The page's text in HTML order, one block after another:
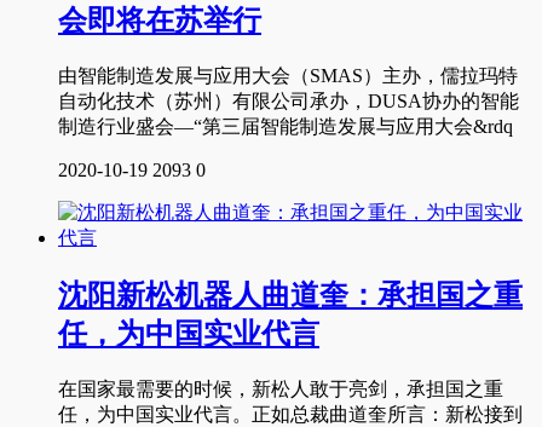
会即将在苏举行
由智能制造发展与应用大会（SMAS）主办，儒拉玛特
自动化技术（苏州）有限公司承办，DUSA协办的智能
制造行业盛会—“第三届智能制造发展与应用大会&rdq
2020-10-19 2093 0
沈阳新松机器人曲道奎：承担国之重
任，为中国实业代言
在国家最需要的时候，新松人敢于亮剑，承担国之重
任，为中国实业代言。正如总裁曲道奎所言：新松接到